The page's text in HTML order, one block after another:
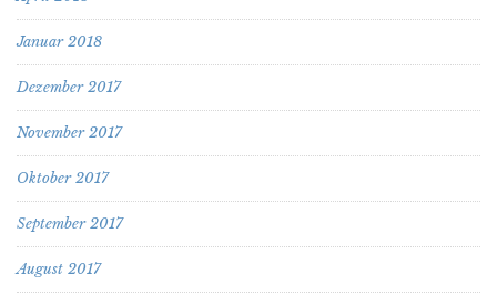
Januar 2018
Dezember 2017
November 2017
Oktober 2017
September 2017
August 2017